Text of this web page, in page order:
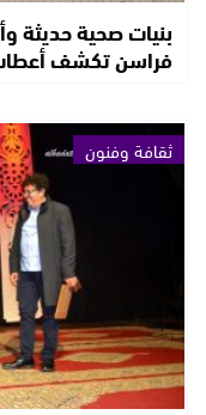
بنيات صحية حديثة
فراسن تكشف
ثقافة وفنون